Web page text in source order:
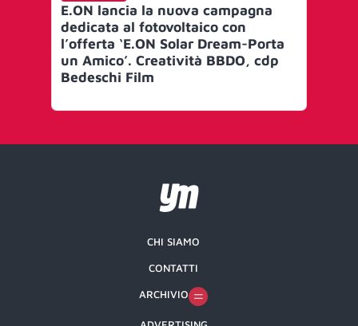
E.ON lancia la nuova campagna
dedicata al fotovoltaico con
l’offerta ‘E.ON Solar Dream-Porta
un Amico’. Creatività BBDO, cdp
Bedeschi Film
CHI SIAMO
CONTATTI
ARCHIVIO